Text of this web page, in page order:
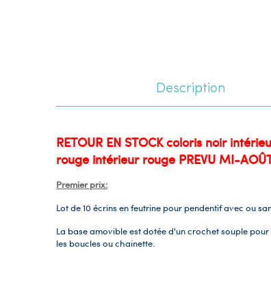
Description
RETOUR EN STOCK coloris noir
rouge intérieur rouge PREVU MI-
Premier prix:
Lot de 10 écrins en feutrine pour pendentif avec ou
La base amovible est dotée d'un crochet souple
les boucles ou chainette.